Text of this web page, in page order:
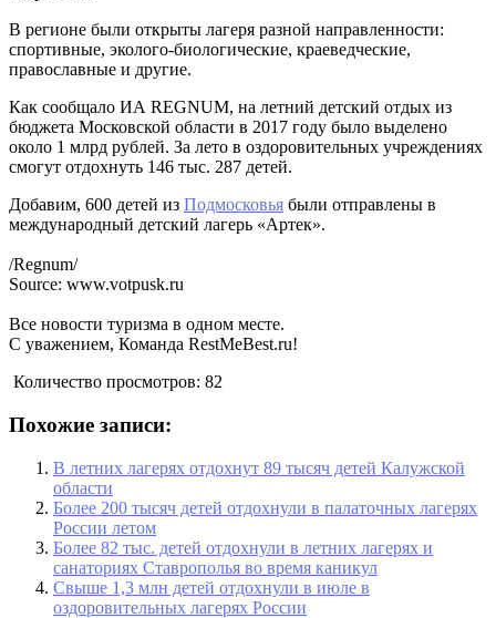
В регионе были открыты лагеря разной направленности:
спортивные, эколого-биологические, краеведческие,
православные и другие.
Как сообщало ИА REGNUM, на летний детский отдых из
бюджета Московской области в 2017 году было выделено
около 1 млрд рублей. За лето в оздоровительных учреждениях
смогут отдохнуть 146 тыс. 287 детей.
Добавим, 600 детей из Подмосковья были отправлены в
международный детский лагерь «Артек».
/Regnum/
Source: www.votpusk.ru
Все новости туризма в одном месте.
С уважением, Команда RestMeBest.ru!
Количество просмотров: 82
Похожие записи:
В летних лагерях отдохнут 89 тысяч детей Калужской
области
Более 200 тысяч детей отдохнули в палаточных лагерях
России летом
Более 82 тыс. детей отдохнули в летних лагерях и
санаториях Ставрополья во время каникул
Свыше 1,3 млн детей отдохнули в июле в
оздоровительных лагерях России